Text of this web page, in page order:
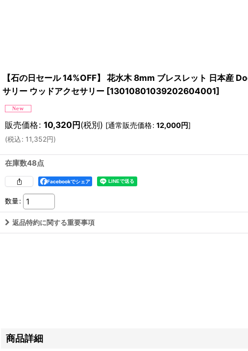
【石の日セール 14%OFF】 花水木 8mm ブレスレット 日本産
サリー ウッドアクセサリー [13010801039202604001]
販売価格: 10,320円(税別) [通常販売価格: 12,000円]
(税込: 11,352円)
在庫数48点
Facebookでシェア
数量:
返品特約に関する重要事項
商品詳細